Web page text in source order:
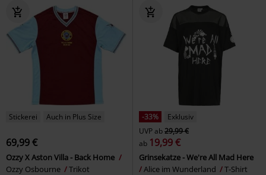
Stickerei Auch in Plus Size
69,99 €
Ozzy X Aston Villa - Back Home
Ozzy Osbourne
Trikot
-33%
Exklusiv
UVPab29,99 €
ab 19,99 €
Grinsekatze - We're All Mad Here
Alice im Wunderland
T-Shirt